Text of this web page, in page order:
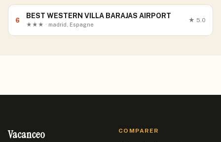
6
BEST WESTERN VILLA BARAJAS AIRPORT
★★★ · madrid, Espagne
★ 5.0
Vacanceo COMPARER